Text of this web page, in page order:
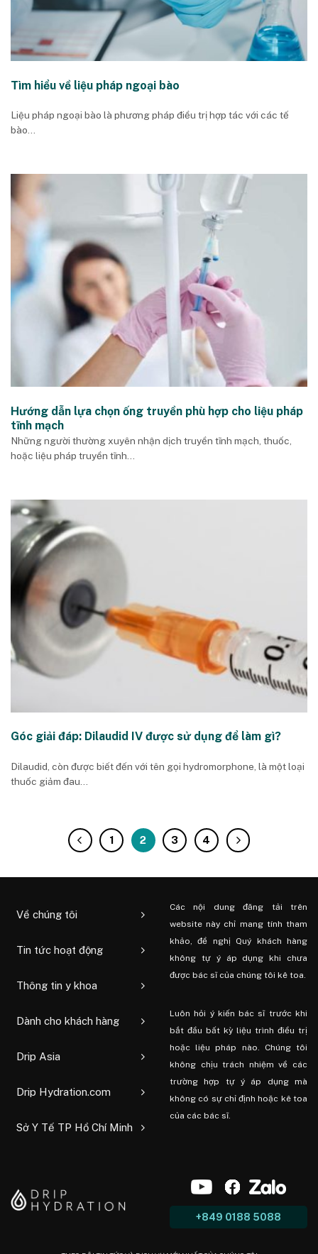
Tìm hiểu về liệu pháp ngoại bào
Liệu pháp ngoại bào là phương pháp điều trị hợp tác với các tế
bào...
Hướng dẫn lựa chọn ống truyền phù hợp cho liệu pháp
tĩnh mạch
Những người thường xuyên nhận dịch truyền tĩnh mạch, thuốc,
hoặc liệu pháp truyền tĩnh...
Góc giải đáp: Dilaudid IV được sử dụng để làm gì?
Dilaudid, còn được biết đến với tên gọi hydromorphone, là một loại
thuốc giảm đau...
1 2 3 4
Về chúng tôi
Tin tức hoạt động
Thông tin y khoa
Dành cho khách hàng
Drip Asia
Drip Hydration.com
Sở Y Tế TP Hồ Chí Minh
Các nội dung đăng tải trên
website này chỉ mang tính tham
khảo, đề nghị Quý khách hàng
không tự ý áp dụng khi chưa
được bác sĩ của chúng tôi kê toa.
Luôn hỏi ý kiến ​​bác sĩ trước khi
bắt đầu bất kỳ liệu trình điều trị
hoặc liệu pháp nào. Chúng tôi
không chịu trách nhiệm về các
trường hợp tự ý áp dụng mà
không có sự chỉ định hoặc kê toa
của các bác sĩ.
+849 0188 5088